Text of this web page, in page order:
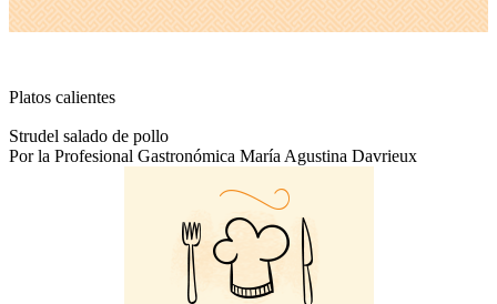
Platos calientes
Strudel salado de pollo
Por la Profesional Gastronómica María Agustina Davrieux